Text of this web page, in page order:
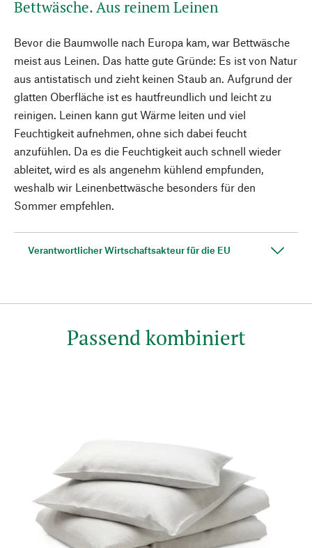
Bettwäsche. Aus reinem Leinen
Bevor die Baumwolle nach Europa kam, war Bettwäsche
meist aus Leinen. Das hatte gute Gründe: Es ist von Natur
aus antistatisch und zieht keinen Staub an. Aufgrund der
glatten Oberfläche ist es hautfreundlich und leicht zu
reinigen. Leinen kann gut Wärme leiten und viel
Feuchtigkeit aufnehmen, ohne sich dabei feucht
anzufühlen. Da es die Feuchtigkeit auch schnell wieder
ableitet, wird es als angenehm kühlend empfunden,
weshalb wir Leinenbettwäsche besonders für den
Sommer empfehlen.
Verantwortlicher Wirtschaftsakteur für die EU
Passend kombiniert